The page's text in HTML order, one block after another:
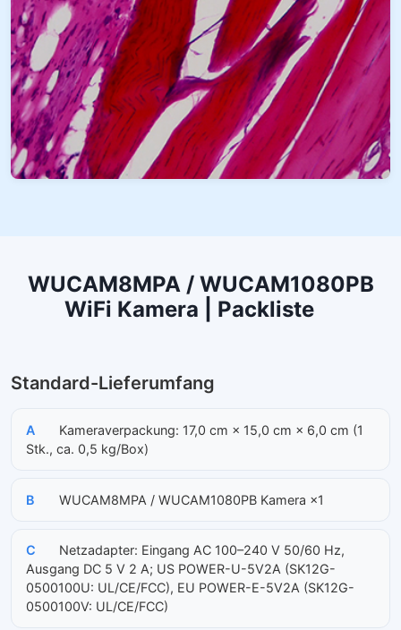
WUCAM8MPA / WUCAM1080PB
WiFi Kamera | Packliste
Standard-Lieferumfang
A
Kameraverpackung: 17,0 cm × 15,0 cm × 6,0 cm (1
Stk., ca. 0,5 kg/Box)
B WUCAM8MPA / WUCAM1080PB Kamera ×1
C
Netzadapter: Eingang AC 100–240 V 50/60 Hz,
Ausgang DC 5 V 2 A; US POWER-U-5V2A (SK12G-
0500100U: UL/CE/FCC), EU POWER-E-5V2A (SK12G-
0500100V: UL/CE/FCC)